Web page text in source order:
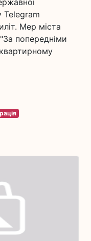
Telegram
Мер міста
попередніми